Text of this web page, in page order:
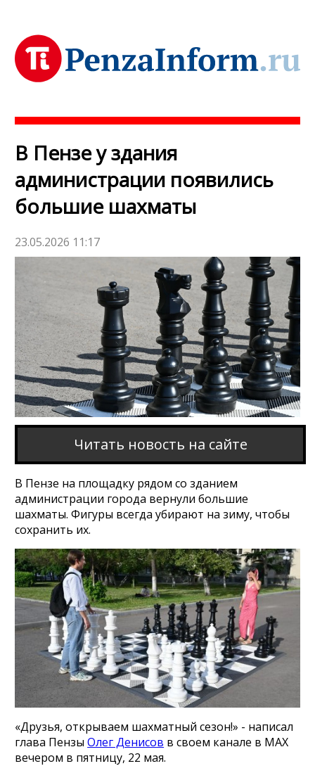
В Пензе у здания
администрации появились
большие шахматы
23.05.2026 11:17
Читать новость на сайте
В Пензе на площадку рядом со зданием
администрации города вернули большие
шахматы. Фигуры всегда убирают на зиму, чтобы
сохранить их.
«Друзья, открываем шахматный сезон!» - написал
глава ПензыОлег Денисов в своем канале в МАХ
вечером в пятницу, 22 мая.